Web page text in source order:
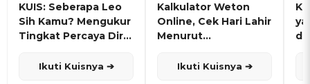
KUIS: Seberapa Leo
Sih Kamu? Mengukur
Tingkat Percaya Diri
Ikuti Kuisnya ➔
Kalkulator Weton
Online, Cek Hari Lahir
Menurut
Ikuti Kuisnya ➔